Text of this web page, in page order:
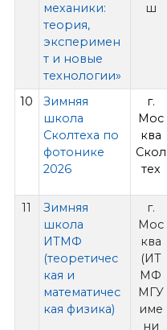
механики:
теория,
эксперимен
т и новые
технологии»
ш
10
Зимняя
школа
Сколтеха по
фотонике
2026
г.
Мос
ква
Скол
тех
11
Зимняя
школа
ИТМФ
(теоретичес
кая и
математичес
кая физика)
г.
Мос
ква
(ИТ
МФ
МГУ
име
ни